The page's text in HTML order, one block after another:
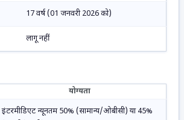
17 वर्ष (01 जनवरी 2026 को)
लागू नहीं
योग्यता
इंटरमीडिएट न्यूनतम 50% (सामान्य/ओबीसी) या 45%